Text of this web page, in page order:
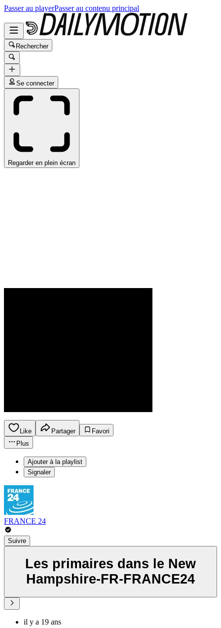
Passer au playerPasser au contenu principal
Rechercher
Se connecter
Regarder en plein écran
Like Partager
Favori
Plus
Ajouter à la playlist
Signaler
FRANCE 24
Suivre
Les primaires dans le New
Hampshire-FR-FRANCE24
il y a 19 ans